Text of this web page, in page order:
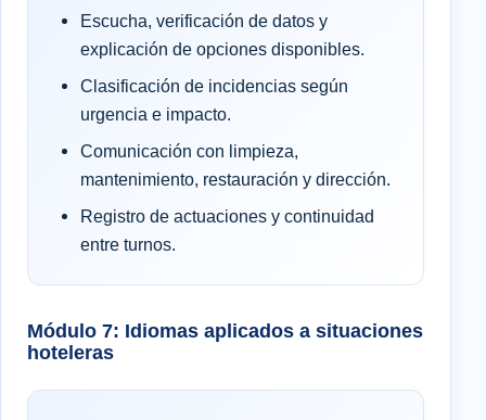
Escucha, verificación de datos y
explicación de opciones disponibles.
Clasificación de incidencias según
urgencia e impacto.
Comunicación con limpieza,
mantenimiento, restauración y dirección.
Registro de actuaciones y continuidad
entre turnos.
Módulo 7: Idiomas aplicados a situaciones
hoteleras